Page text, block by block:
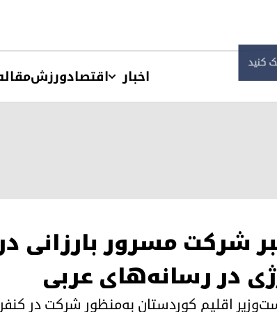
کنید
اخبار اقتصادورزش
شرکت مسرور بارزانی
در رسانه‌های عربی
اقلیم کوردستان به‌منظور شرکت در